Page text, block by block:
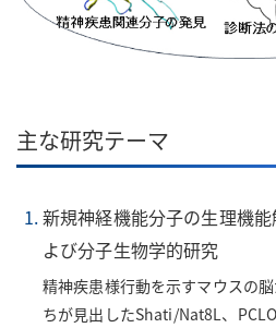
主な研究テーマ
新規神経機能分子の生理機
よび分子生物学的研究
精神疾患様行動を示すマウスの
ちが見出したShati/Nat8L、